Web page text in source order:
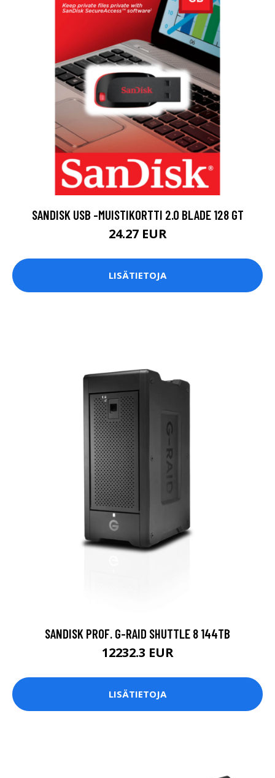
SANDISK USB -MUISTIKORTTI 2.0 BLADE 128 GT
24.27 EUR
LISÄTIETOJA
SANDISK PROF. G-RAID SHUTTLE 8 144TB
12232.3 EUR
LISÄTIETOJA